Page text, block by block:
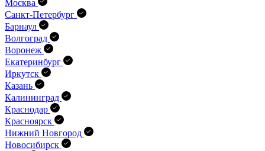
Москва
Санкт-Петербург
Барнаул
Волгоград
Воронеж
Екатеринбург
Иркутск
Казань
Калининград
Краснодар
Красноярск
Нижний Новгород
Новосибирск